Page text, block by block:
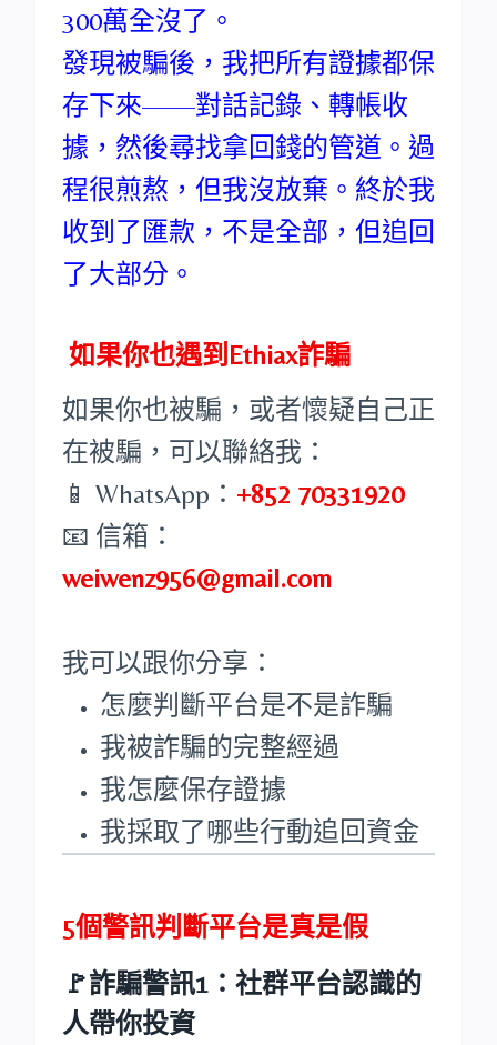
300萬全沒了。
發現被騙後，我把所有證據都保
存下來——對話記錄、轉帳收
據，然後尋找拿回錢的管道。過
程很煎熬，但我沒放棄。終於我
收到了匯款，不是全部，但追回
了大部分。
如果你也遇到Ethiax詐騙
如果你也被騙，或者懷疑自己正
在被騙，可以聯絡我：
📱 WhatsApp： +852 70331920
📧 信箱：
weiwenz956@gmail.com
我可以跟你分享：
怎麼判斷平台是不是詐騙
我被詐騙的完整經過
我怎麼保存證據
我採取了哪些行動追回資金
5個警訊判斷平台是真是假
🚩詐騙警訊1：社群平台認識的
人帶你投資